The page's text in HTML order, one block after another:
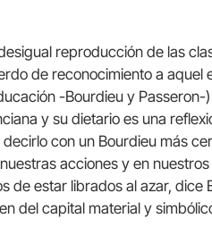
reproducción de las
de reconocimiento a aquel
-Bourdieu y Passeron-
y su dietario es una
con un Bourdieu más
acciones y en nuestros
de estar librados al azar, dice
del capital material y